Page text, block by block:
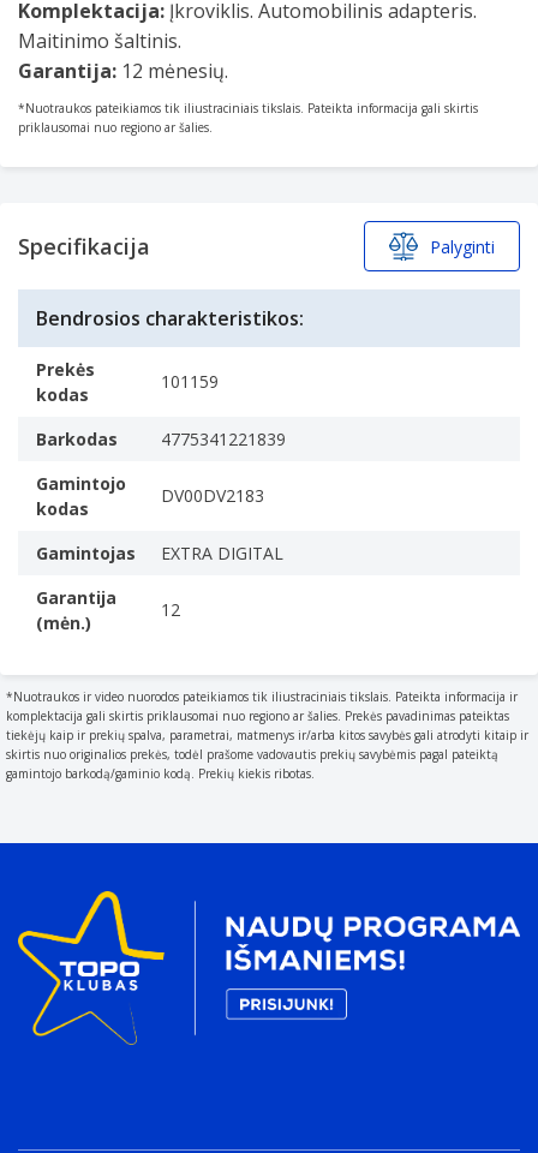
Komplektacija: Įkroviklis. Automobilinis adapteris.
Maitinimo šaltinis.
Garantija: 12 mėnesių.
*Nuotraukos pateikiamos tik iliustraciniais tikslais. Pateikta informacija gali skirtis
priklausomai nuo regiono ar šalies.
Specifikacija Palyginti
Bendrosios charakteristikos:
Prekės
kodas
101159
Barkodas
4775341221839
Gamintojo
kodas
DV00DV2183
Gamintojas
EXTRA DIGITAL
Garantija
(mėn.)
12
*Nuotraukos ir video nuorodos pateikiamos tik iliustraciniais tikslais. Pateikta informacija ir
komplektacija gali skirtis priklausomai nuo regiono ar šalies. Prekės pavadinimas pateiktas
tiekėjų kaip ir prekių spalva, parametrai, matmenys ir/arba kitos savybės gali atrodyti kitaip ir
skirtis nuo originalios prekės, todėl prašome vadovautis prekių savybėmis pagal pateiktą
gamintojo barkodą/gaminio kodą. Prekių kiekis ribotas.